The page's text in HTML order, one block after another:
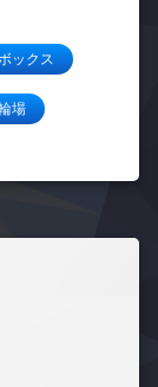
ックス
場